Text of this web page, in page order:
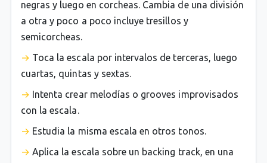
negras y luego en corcheas. Cambia de una división
a otra y poco a poco incluye tresillos y
semicorcheas.
Toca la escala por intervalos de terceras, luego
cuartas, quintas y sextas.
Intenta crear melodías o grooves improvisados
con la escala.
Estudia la misma escala en otros tonos.
Aplica la escala sobre un backing track, en una